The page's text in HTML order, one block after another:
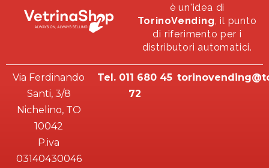
è un'idea di
TorinoVending, il punto
di riferimento per i
distributori automatici.
Via Ferdinando
Santi, 3/8
Nichelino, TO
10042
P.iva
03140430046
Tel. 011 680 45
72